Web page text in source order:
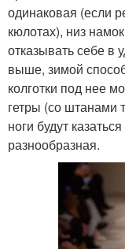
одинаковая (если
кюлотах), низ
отказывать себе в
выше, зимой
колготки под нее
гетры (со штанами
ноги будут
разнообразная.